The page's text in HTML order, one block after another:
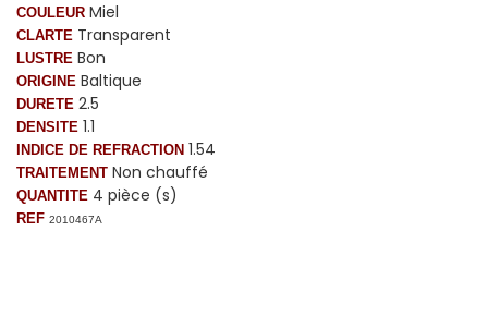
COULEUR Miel
CLARTE Transparent
LUSTRE Bon
ORIGINE Baltique
DURETE 2.5
DENSITE 1.1
INDICE DE REFRACTION 1.54
TRAITEMENT Non chauffé
QUANTITE 4 pièce (s)
REF 2010467A